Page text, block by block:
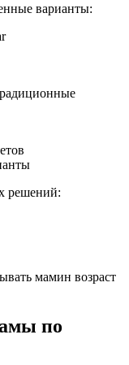
варианты:
решений:
мамин возраст
по